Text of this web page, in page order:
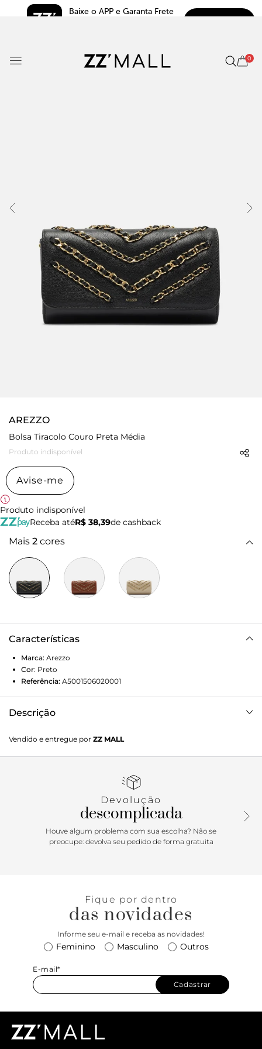
Baixe o APP e Garanta Frete
0
AREZZO
Bolsa Tiracolo Couro Preta Média
Produto indisponível
Avise-me
Produto indisponível
Receba atéR$ 38,39de cashback
Mais 2 cores
Características
Marca: Arezzo
Cor: Preto
Referência: A5001506020001
Descrição
Vendido e entregue por ZZ MALL
Devolução
descomplicada
Houve algum problema com sua escolha? Não se
preocupe: devolva seu pedido de forma gratuita
Fique por dentro
das novidades
Informe seu e-mail e receba as novidades!
Feminino Masculino Outros
E-mail*
Cadastrar